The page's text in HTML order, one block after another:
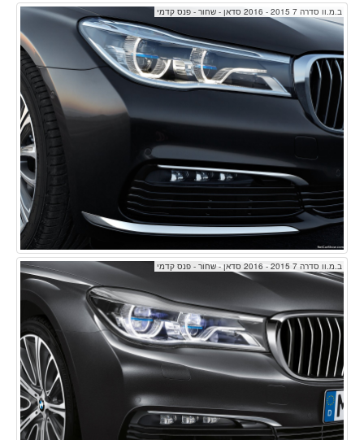
ב.מ.וו סדרה 7 2015 - 2016 סדאן - שחור - פנס קדמי
ב.מ.וו סדרה 7 2015 - 2016 סדאן - שחור - פנס קדמי